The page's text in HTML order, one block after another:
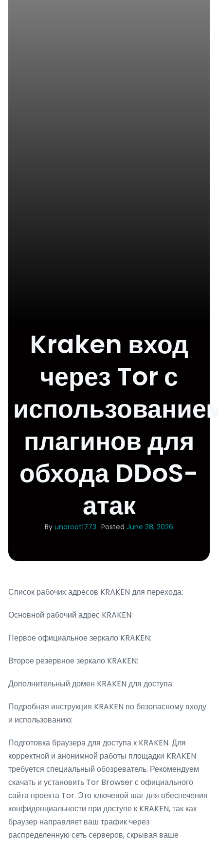
Kraken вход
через Tor с
плагинов для
обхода DDoS-
атак
By unaroot1773 Posted June 28, 2026
Список рабочих адресов KRAKEN для перехода:
Основной рабочий адрес KRAKEN:
Первое официальное зеркало KRAKEN:
Второе резервное зеркало KRAKEN:
Дополнительный домен KRAKEN для доступа:
Подробная инструкция KRAKEN по безопасному входу
и использованию:
Подготовка браузера для доступа к KRAKEN. Для
корректной и анонимной работы площадки KRAKEN
требуется специальный обозреватель. Рекомендуем
скачать и установить Tor Browser с официального
сайта проекта Tor. Это ключевой шаг для обеспечения
конфиденциальности при доступе к KRAKEN, так как
браузер направляет ваш трафик через
распределенную сеть серверов, скрывая ваше